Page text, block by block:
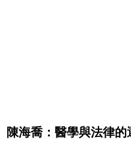
陳海喬：醫學與法律的